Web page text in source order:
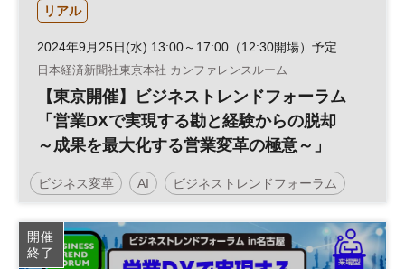
リアル
2024年9月25日(水) 13:00～17:00（12:30開場）予定
日本経済新聞社東京本社 カンファレンスルーム
【東京開催】ビジネストレンドフォーラム
「営業DXで実現する勘と経験からの脱却
～成果を最大化する営業変革の極意～」
ビジネス変革 AI ビジネストレンドフォーラム
営業力 営業戦略 データ活用 働き方改革
営業支援 テクノロジー 生産性向上 営業改革
開催
終了